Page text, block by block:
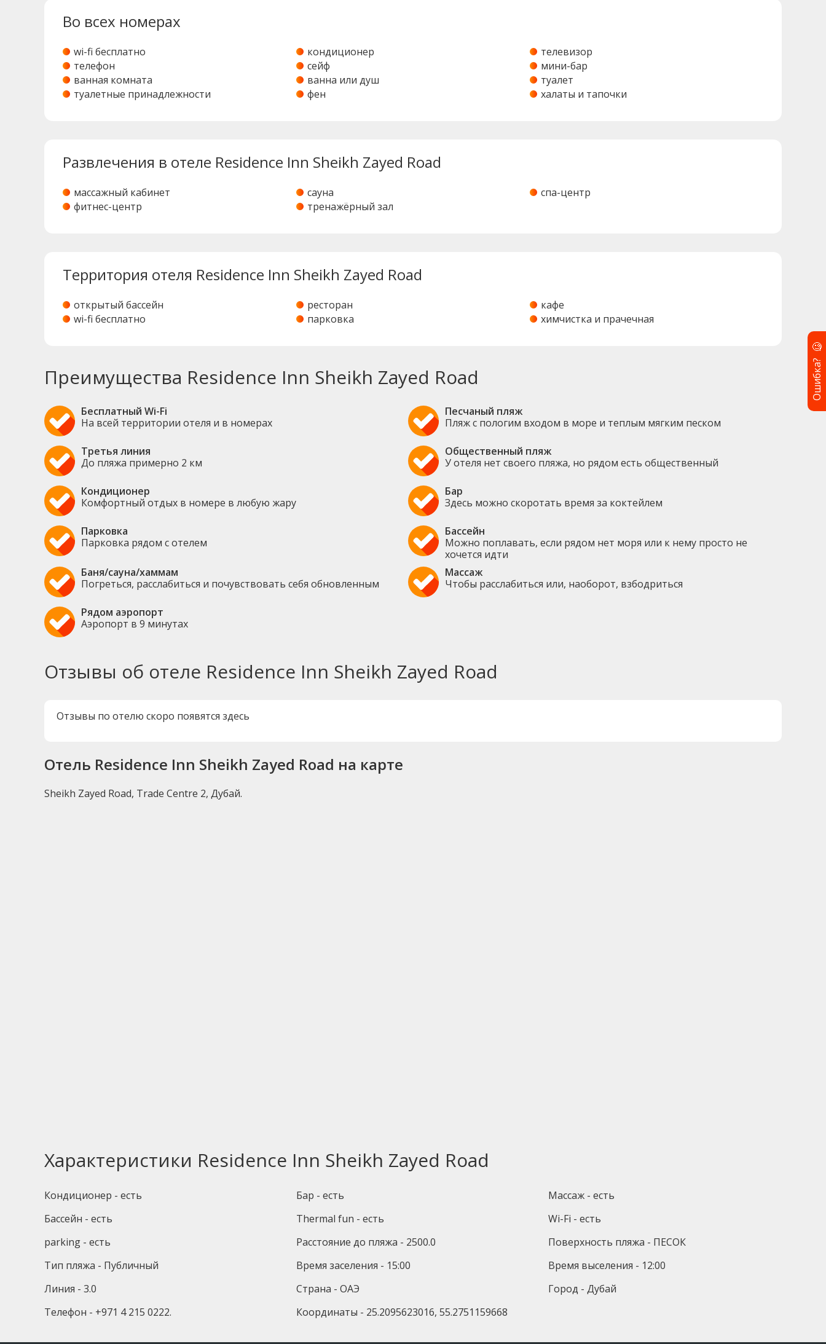
Во всех номерах
wi-fi бесплатно кондиционер
телевизор
телефон
сейф
мини-бар
ванная комната
ванна или душ
туалет
туалетные принадлежности
фен халаты и тапочки
Развлечения в отеле Residence Inn Sheikh Zayed Road
массажный кабинет сауна
спа-центр
фитнес-центр
тренажёрный зал
Территория отеля Residence Inn Sheikh Zayed Road
открытый бассейн ресторан
кафе
wi-fi бесплатно
парковка химчистка и прачечная
Преимущества Residence Inn Sheikh Zayed Road
Бесплатный Wi-Fi
На всей территории отеля и в номерах
Песчаный пляж
Пляж с пологим входом в море и теплым мягким песком
Третья линия
До пляжа примерно 2 км
Общественный пляж
У отеля нет своего пляжа, но рядом есть общественный
Кондиционер
Комфортный отдых в номере в любую жару
Бар
Здесь можно скоротать время за коктейлем
Парковка
Парковка рядом с отелем
Бассейн
Можно поплавать, если рядом нет моря или к нему просто не
хочется идти
Баня/сауна/хаммам
Погреться, расслабиться и почувствовать себя обновленным
Массаж
Чтобы расслабиться или, наоборот, взбодриться
Рядом аэропорт
Аэропорт в 9 минутах
Отзывы об отеле Residence Inn Sheikh Zayed Road
Отзывы по отелю скоро появятся здесь
Отель Residence Inn Sheikh Zayed Road на карте
Sheikh Zayed Road, Trade Centre 2, Дубай.
Характеристики Residence Inn Sheikh Zayed Road
Кондиционер - есть Бар - есть
Массаж - есть
Бассейн - есть
Thermal fun - есть
Wi-Fi - есть
parking - есть
Расстояние до пляжа - 2500.0
Поверхность пляжа - ПЕСОК
Тип пляжа - Публичный
Время заселения - 15:00
Время выселения - 12:00
Линия - 3.0
Страна - ОАЭ
Город - Дубай
Телефон - +971 4 215 0222.
Координаты - 25.2095623016, 55.2751159668
Ошибка?
🧐